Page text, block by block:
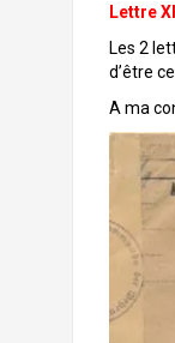
Lettre
Les 2
d’être
A ma